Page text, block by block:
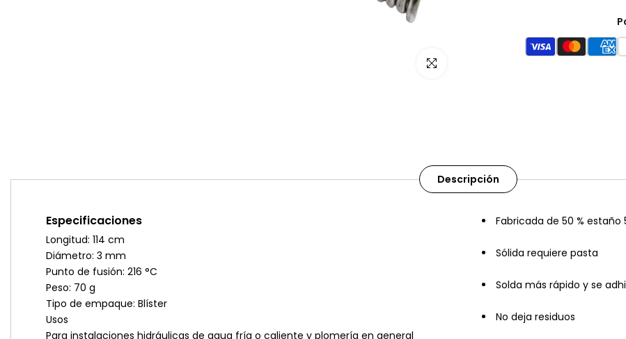
Haz clic para ampliar
Descripción
Especificaciones
Longitud: 114 cm
Diámetro: 3 mm
Punto de fusión: 216 °C
Peso: 70 g
Tipo de empaque: Blíster
Usos
Para instalaciones hidráulicas de agua fría o caliente y plomería en general
Fabricada de 50 % estaño
Sólida requiere pasta
Solda más rápido y se
No deja residuos